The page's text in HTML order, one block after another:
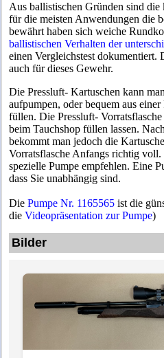
Aus ballistischen Gründen sind
für die meisten Anwendungen die
bewährt haben sich weiche
ballistischen Verhalten der
einen Vergleichstest dokumentiert.
auch für dieses Gewehr.
Die Pressluft- Kartuschen kann
aufpumpen, oder bequem aus
füllen. Die Pressluft-
beim Tauchshop füllen lassen.
bekommt man jedoch die
Vorratsflasche Anfangs richtig
spezielle Pumpe empfehlen. Eine
dass Sie unabhängig sind.
Die Pumpe Nr. 1165565 ist die
die Videopräsentation zur Pumpe)
Bilder